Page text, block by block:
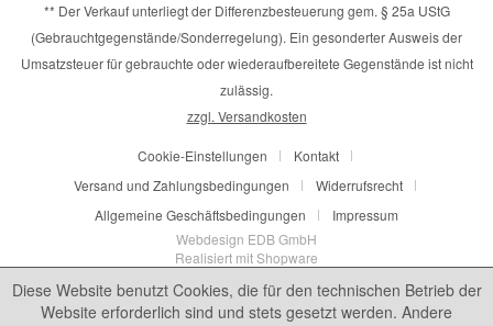
** Der Verkauf unterliegt der Differenzbesteuerung gem. § 25a UStG
(Gebrauchtgegenstände/Sonderregelung). Ein gesonderter Ausweis der
Umsatzsteuer für gebrauchte oder wiederaufbereitete Gegenstände ist nicht
zulässig.
zzgl. Versandkosten
Cookie-Einstellungen
Kontakt
Versand und Zahlungsbedingungen
Widerrufsrecht
Allgemeine Geschäftsbedingungen
Impressum
Webdesign EDB GmbH
Realisiert mit Shopware
Diese Website benutzt Cookies, die für den technischen Betrieb der
Website erforderlich sind und stets gesetzt werden. Andere